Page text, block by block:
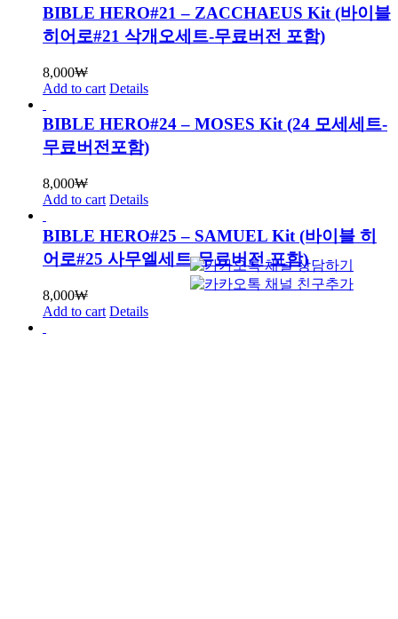
BIBLE HERO#21 – ZACCHAEUS Kit (바이블
히어로#21 삭개오세트-무료버전 포함)
8,000₩
Add to cart Details
BIBLE HERO#24 – MOSES Kit (24 모세세트-
무료버전포함)
8,000₩
Add to cart Details
BIBLE HERO#25 – SAMUEL Kit (바이블 히
어로#25 사무엘세트-무료버전 포함)
8,000₩
Add to cart Details